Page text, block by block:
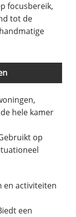
focusbereik,
tot de
hele kamer
op
en activiteiten
een